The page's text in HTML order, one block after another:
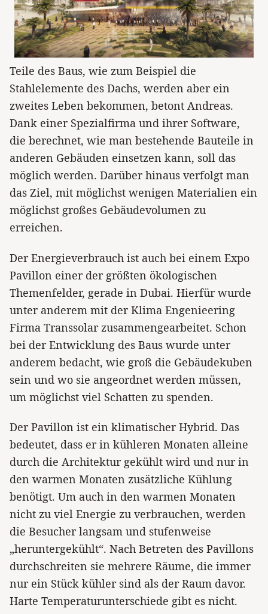
Teile des Baus, wie zum Beispiel die
Stahlelemente des Dachs, werden aber ein
zweites Leben bekommen, betont Andreas.
Dank einer Spezialfirma und ihrer Software,
die berechnet, wie man bestehende Bauteile in
anderen Gebäuden einsetzen kann, soll das
möglich werden. Darüber hinaus verfolgt man
das Ziel, mit möglichst wenigen Materialien ein
möglichst großes Gebäudevolumen zu
erreichen.
Der Energieverbrauch ist auch bei einem Expo
Pavillon einer der größten ökologischen
Themenfelder, gerade in Dubai. Hierfür wurde
unter anderem mit der Klima Engenieering
Firma Transsolar zusammengearbeitet. Schon
bei der Entwicklung des Baus wurde unter
anderem bedacht, wie groß die Gebäudekuben
sein und wo sie angeordnet werden müssen,
um möglichst viel Schatten zu spenden.
Der Pavillon ist ein klimatischer Hybrid. Das
bedeutet, dass er in kühleren Monaten alleine
durch die Architektur gekühlt wird und nur in
den warmen Monaten zusätzliche Kühlung
benötigt. Um auch in den warmen Monaten
nicht zu viel Energie zu verbrauchen, werden
die Besucher langsam und stufenweise
„heruntergekühlt“. Nach Betreten des Pavillons
durchschreiten sie mehrere Räume, die immer
nur ein Stück kühler sind als der Raum davor.
Harte Temperaturunterschiede gibt es nicht.